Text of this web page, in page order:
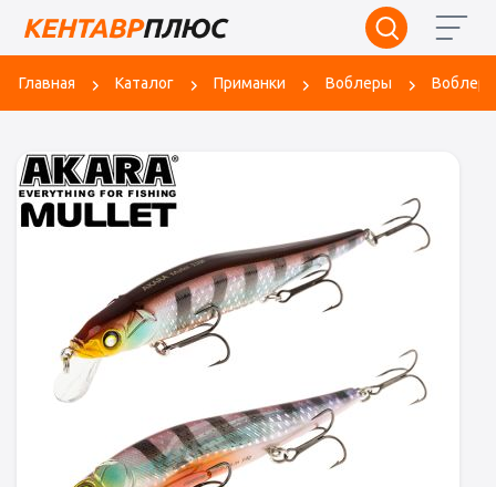
Главная Каталог Приманки Воблеры Воблер